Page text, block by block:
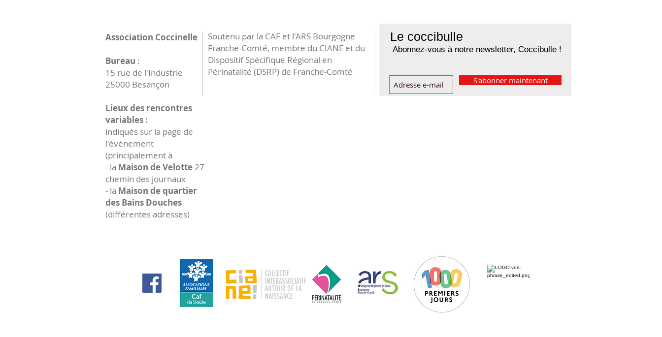
Le coccibulle
Abonnez-vous à notre newsletter, Coccibulle !
S'abonner maintenant
Association Coccinelle
Bureau :
15 rue de l'Industrie
25000 Besançon
Lieux des rencontres
variables :
indiqués sur la page de
l'événement
(principalement à
- la Maison de Velotte27
chemin des journaux
- la Maison de quartier
des Bains Douches
(différentes adresses)
Soutenu par la CAF et l'ARS Bourgogne
Franche-Comté, membre du CIANE et du
Dispositif Spécifique Régional en
Périnatalité (DSRP) de Franche-Comté